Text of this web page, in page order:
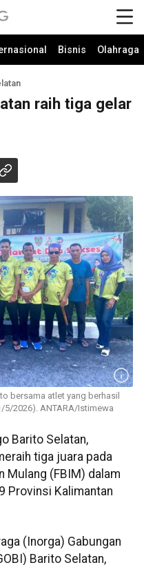
Bisnis Olahraga
raih tiga gelar
bersama atlet yang berhasil
5/2026). ANTARA/Istimewa
Barito Selatan,
tiga juara pada
Mulang (FBIM) dalam
Provinsi Kalimantan
(Inorga) Gabungan
Barito Selatan,